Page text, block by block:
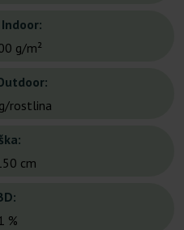
g/m²
rostlina
cm
%